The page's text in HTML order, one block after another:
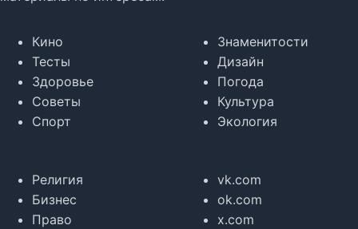
Кино
Тесты
Здоровье
Советы
Спорт
Знаменитости
Дизайн
Погода
Культура
Экология
Религия
Бизнес
Право
vk.com
ok.com
x.com